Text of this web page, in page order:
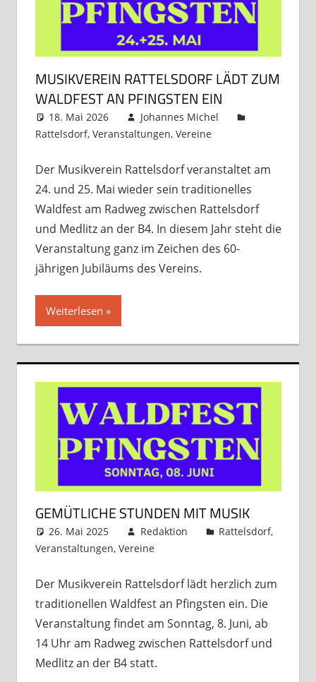
MUSIKVEREIN RATTELSDORF LÄDT ZUM
WALDFEST AN PFINGSTEN EIN
18. Mai 2026
Johannes Michel
Rattelsdorf, Veranstaltungen, Vereine
Der Musikverein Rattelsdorf veranstaltet am
24. und 25. Mai wieder sein traditionelles
Waldfest am Radweg zwischen Rattelsdorf
und Medlitz an der B4. In diesem Jahr steht die
Veranstaltung ganz im Zeichen des 60-
jährigen Jubiläums des Vereins.
Weiterlesen
GEMÜTLICHE STUNDEN MIT MUSIK
26. Mai 2025 Redaktion Rattelsdorf,
Veranstaltungen, Vereine
Der Musikverein Rattelsdorf lädt herzlich zum
traditionellen Waldfest an Pfingsten ein. Die
Veranstaltung findet am Sonntag, 8. Juni, ab
14 Uhr am Radweg zwischen Rattelsdorf und
Medlitz an der B4 statt.